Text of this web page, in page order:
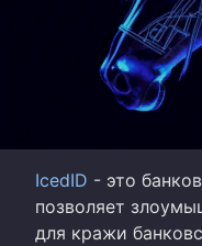
IcedID - это
позволяет
для кражи